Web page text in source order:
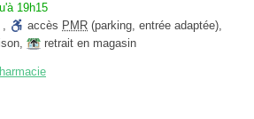
19h15
, accès PMR (parking, entrée adaptée),
, retrait en magasin